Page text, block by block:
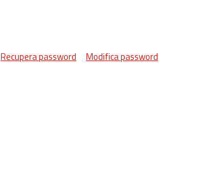
Recupera password Modifica password